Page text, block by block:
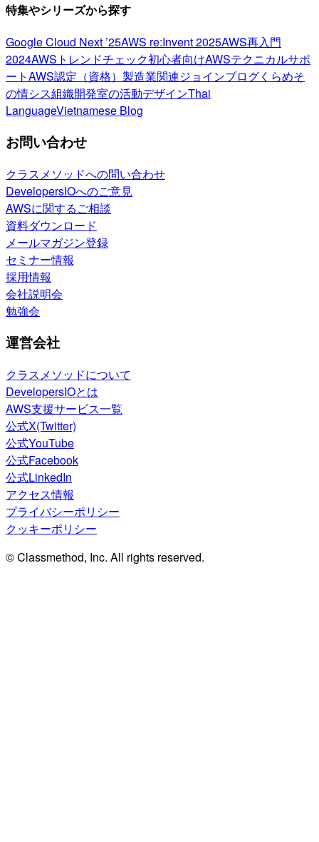
特集やシリーズから探す
Google Cloud Next ’25AWS re:Invent 2025AWS再入門
2024AWSトレンドチェック初心者向けAWSテクニカルサポ
ートAWS認定（資格） 製造業関連ジョインブログくらめそ
の情シス組織開発室の活動デザインThai
LanguageVietnamese Blog
お問い合わせ
クラスメソッドへの問い合わせ
DevelopersIOへのご意見
AWSに関するご相談
資料ダウンロード
メールマガジン登録
セミナー情報
採用情報
会社説明会
勉強会
運営会社
クラスメソッドについて
DevelopersIOとは
AWS支援サービス一覧
公式X(Twitter)
公式YouTube
公式Facebook
公式LinkedIn
アクセス情報
プライバシーポリシー
クッキーポリシー
© Classmethod, Inc. All rights reserved.